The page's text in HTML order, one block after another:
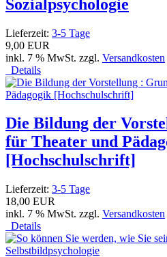
Sozialpsychologie
Lieferzeit: 3-5 Tage
9,00 EUR
inkl. 7 % MwSt. zzgl. Versandkosten
Details
Die Bildung der
für Theater und
[Hochschulschrift]
Lieferzeit: 3-5 Tage
18,00 EUR
inkl. 7 % MwSt. zzgl. Versandkosten
Details